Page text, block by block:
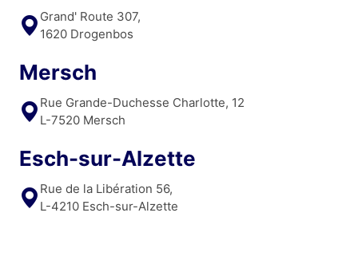
Grand' Route 307,
1620 Drogenbos
Mersch
Rue Grande-Duchesse Charlotte, 12
L-7520 Mersch
Esch-sur-Alzette
Rue de la Libération 56,
L-4210 Esch-sur-Alzette